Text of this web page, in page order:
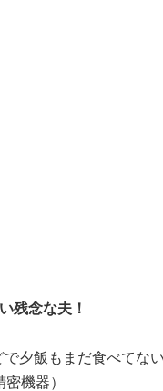
残念な夫！
で夕飯もまだ食べてな
機器）